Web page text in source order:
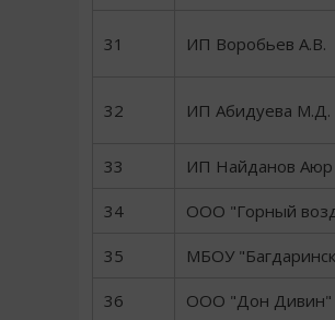
31 ИП Воробьев А.В.
32 ИП Абидуева М.Д.
33 ИП Найданов Аюр
34 ООО "Горный
35 МБОУ
36 ООО "Дон Дивин"